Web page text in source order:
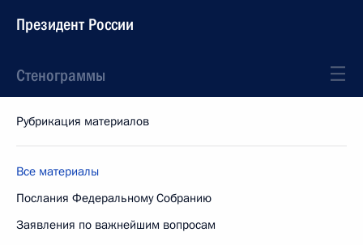
Президент России
Стенограммы
Рубрикация материалов
Все материалы
Послания Федеральному Собранию
Заявления по важнейшим вопросам